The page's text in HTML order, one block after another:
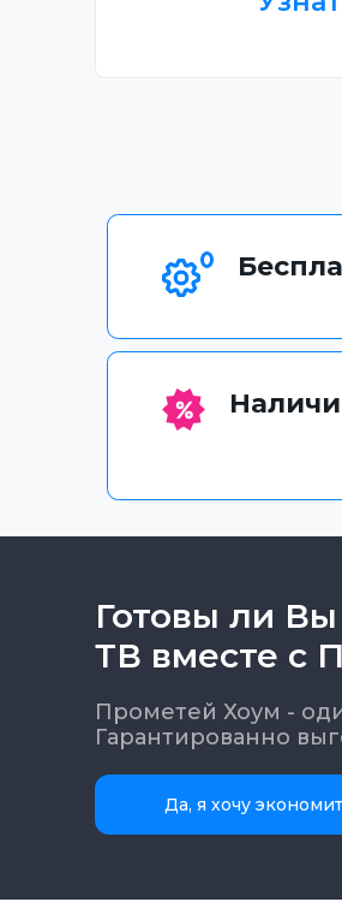
Готовы ли
ТВ вместе с
Прометей Хоум -
Гарантированно
Да, я хочу